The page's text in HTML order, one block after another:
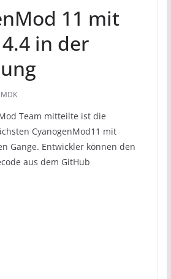
11 mit
in der
MDK
Team mitteilte ist die
CyanogenMod11 mit
Gange. Entwickler können den
aus dem GitHub